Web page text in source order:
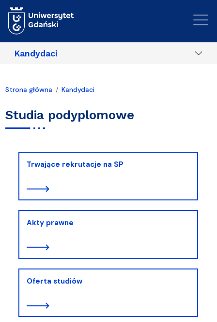
Kandydaci
Strona główna Kandydaci
Studia podyplomowe
Trwające rekrutacje na SP
Akty prawne
Oferta studiów